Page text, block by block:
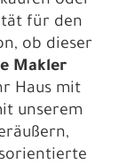
für den
ob dieser
Makler
Haus mit
unserem